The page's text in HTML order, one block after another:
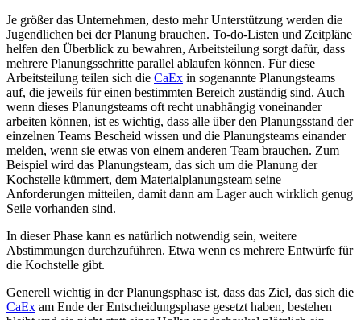
Je größer das Unternehmen, desto mehr Unterstützung werden die
Jugendlichen bei der Planung brauchen. To-do-Listen und Zeitpläne
helfen den Überblick zu bewahren, Arbeitsteilung sorgt dafür, dass
mehrere Planungsschritte parallel ablaufen können. Für diese
Arbeitsteilung teilen sich die CaEx in sogenannte Planungsteams
auf, die jeweils für einen bestimmten Bereich zuständig sind. Auch
wenn dieses Planungsteams oft recht unabhängig voneinander
arbeiten können, ist es wichtig, dass alle über den Planungsstand der
einzelnen Teams Bescheid wissen und die Planungsteams einander
melden, wenn sie etwas von einem anderen Team brauchen. Zum
Beispiel wird das Planungsteam, das sich um die Planung der
Kochstelle kümmert, dem Materialplanungsteam seine
Anforderungen mitteilen, damit dann am Lager auch wirklich genug
Seile vorhanden sind.
In dieser Phase kann es natürlich notwendig sein, weitere
Abstimmungen durchzuführen. Etwa wenn es mehrere Entwürfe für
die Kochstelle gibt.
Generell wichtig in der Planungsphase ist, dass das Ziel, das sich die
CaEx am Ende der Entscheidungsphase gesetzt haben, bestehen